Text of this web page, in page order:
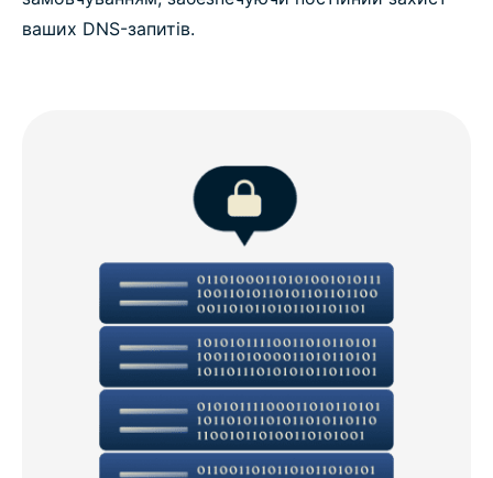
ваших DNS-запитів.